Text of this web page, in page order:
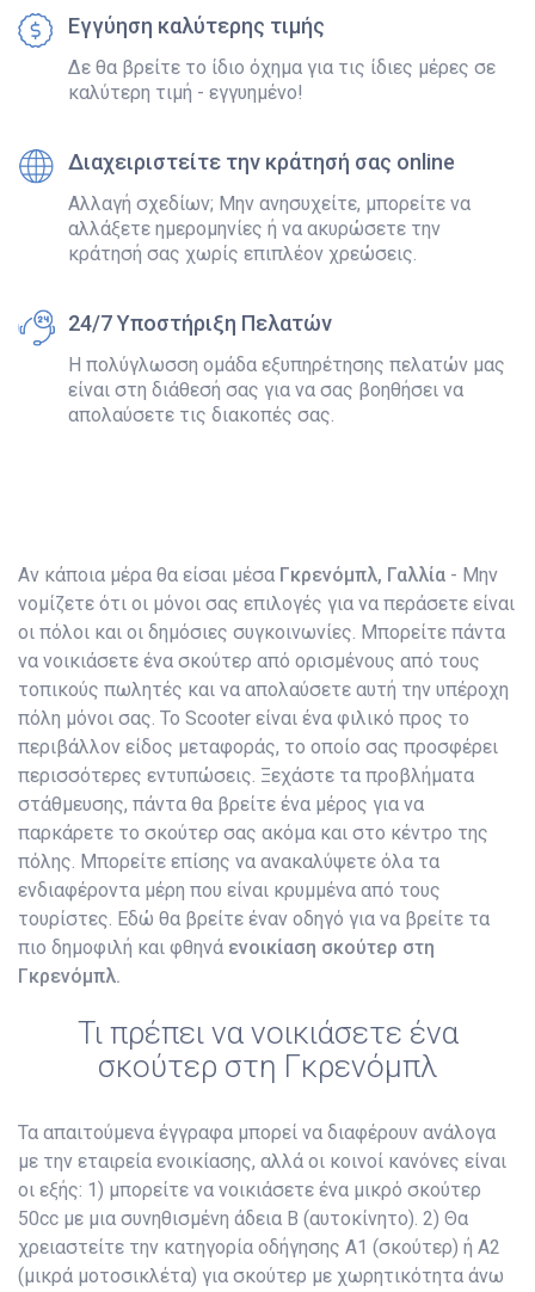
Εγγύηση καλύτερης τιμής
Δε θα βρείτε το ίδιο όχημα για τις ίδιες μέρες σε
καλύτερη τιμή - εγγυημένο!
Διαχειριστείτε την κράτησή σας online
Αλλαγή σχεδίων; Μην ανησυχείτε, μπορείτε να
αλλάξετε ημερομηνίες ή να ακυρώσετε την
κράτησή σας χωρίς επιπλέον χρεώσεις.
24/7 Υποστήριξη Πελατών
Η πολύγλωσση ομάδα εξυπηρέτησης πελατών μας
είναι στη διάθεσή σας για να σας βοηθήσει να
απολαύσετε τις διακοπές σας.
Αν κάποια μέρα θα είσαι μέσα Γκρενόμπλ, Γαλλία - Μην
νομίζετε ότι οι μόνοι σας επιλογές για να περάσετε είναι
οι πόλοι και οι δημόσιες συγκοινωνίες. Μπορείτε πάντα
να νοικιάσετε ένα σκούτερ από ορισμένους από τους
τοπικούς πωλητές και να απολαύσετε αυτή την υπέροχη
πόλη μόνοι σας. Το Scooter είναι ένα φιλικό προς το
περιβάλλον είδος μεταφοράς, το οποίο σας προσφέρει
περισσότερες εντυπώσεις. Ξεχάστε τα προβλήματα
στάθμευσης, πάντα θα βρείτε ένα μέρος για να
παρκάρετε το σκούτερ σας ακόμα και στο κέντρο της
πόλης. Μπορείτε επίσης να ανακαλύψετε όλα τα
ενδιαφέροντα μέρη που είναι κρυμμένα από τους
τουρίστες. Εδώ θα βρείτε έναν οδηγό για να βρείτε τα
πιο δημοφιλή και φθηνά ενοικίαση σκούτερ στη
Γκρενόμπλ.
Τι πρέπει να νοικιάσετε ένα
σκούτερ στη Γκρενόμπλ
Τα απαιτούμενα έγγραφα μπορεί να διαφέρουν ανάλογα
με την εταιρεία ενοικίασης, αλλά οι κοινοί κανόνες είναι
οι εξής: 1) μπορείτε να νοικιάσετε ένα μικρό σκούτερ
50cc με μια συνηθισμένη άδεια B (αυτοκίνητο). 2) Θα
χρειαστείτε την κατηγορία οδήγησης A1 (σκούτερ) ή A2
(μικρά μοτοσικλέτα) για σκούτερ με χωρητικότητα άνω